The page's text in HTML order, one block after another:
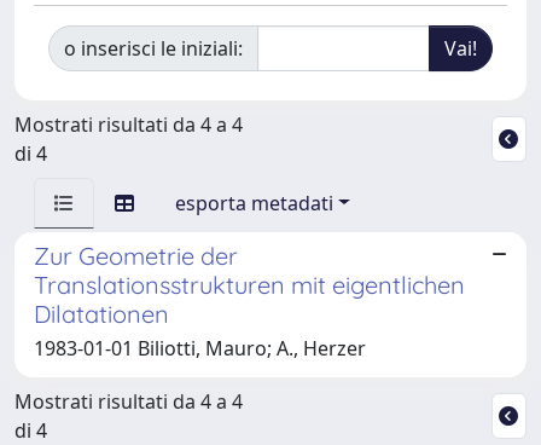
o inserisci le iniziali:
Mostrati risultati da 4 a 4
di 4
esporta metadati
Zur Geometrie der
Translationsstrukturen mit eigentlichen
Dilatationen
1983-01-01 Biliotti, Mauro; A., Herzer
Mostrati risultati da 4 a 4
di 4